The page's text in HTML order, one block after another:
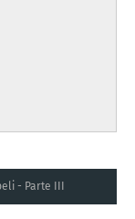
- Parte III